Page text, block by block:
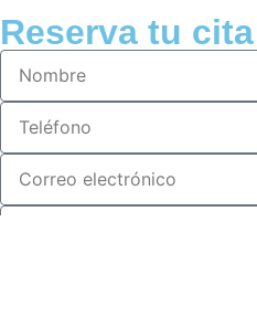
Reserva tu cita